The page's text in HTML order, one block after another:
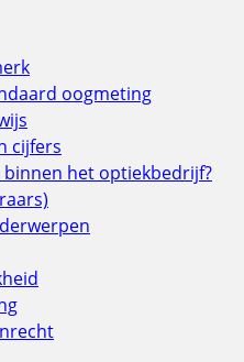
oogmeting
cijfers
het optiekbedrijf?